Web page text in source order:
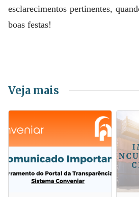
esclarecimentos pertinentes,
boas festas!
Veja mais